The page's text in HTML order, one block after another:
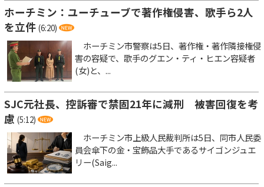
ホーチミン：ユーチューブで著作権侵害、歌手ら2人
を立件 (6:20)
ホーチミン市警察は5日、著作権・著作隣接権侵
害の容疑で、歌手のグエン・ティ・ヒエン容疑者
(女)と、...
SJC元社長、控訴審で禁固21年に減刑 被害回復を考
慮 (5:12)
ホーチミン市上級人民裁判所は5日、同市人民委
員会傘下の金・宝飾品大手であるサイゴンジュエ
リー(Saig...